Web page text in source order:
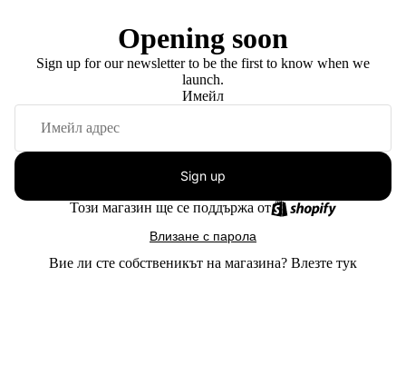
Opening soon
Sign up for our newsletter to be the first to know when we
launch.
Имейл
Sign up
Този магазин ще се поддържа от
Влизане с парола
Вие ли сте собственикът на магазина? Влезте тук